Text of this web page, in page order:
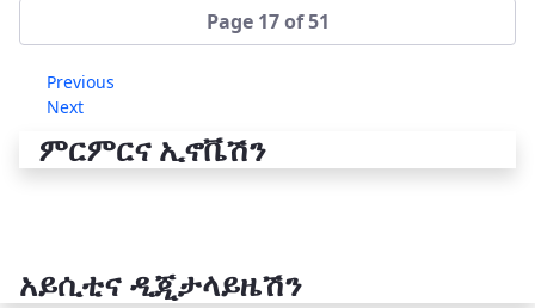
Page 17 of 51
Previous
Next
ምርምርና ኢኖቬሽን
አይሲቲና ዲጂታላይዜሽን